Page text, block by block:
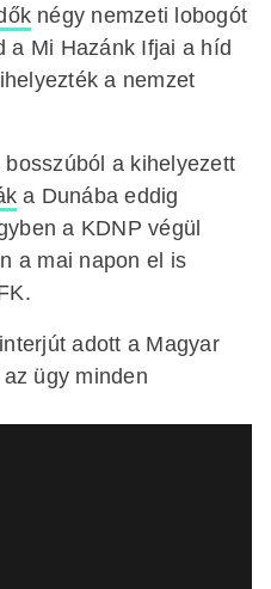
négy nemzeti lobogót
a Mi Hazánk Ifjai a híd
a nemzet
a kihelyezett
a Dunába eddig
a KDNP végül
a mai napon el is
adott a Magyar
ügy minden